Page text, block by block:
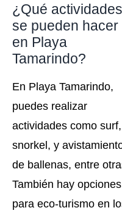
¿Qué actividades
se pueden hacer
en Playa
Tamarindo?
En Playa Tamarindo,
puedes realizar
actividades como surf,
snorkel, y
de ballenas, entre
También hay opciones
para eco-turismo en